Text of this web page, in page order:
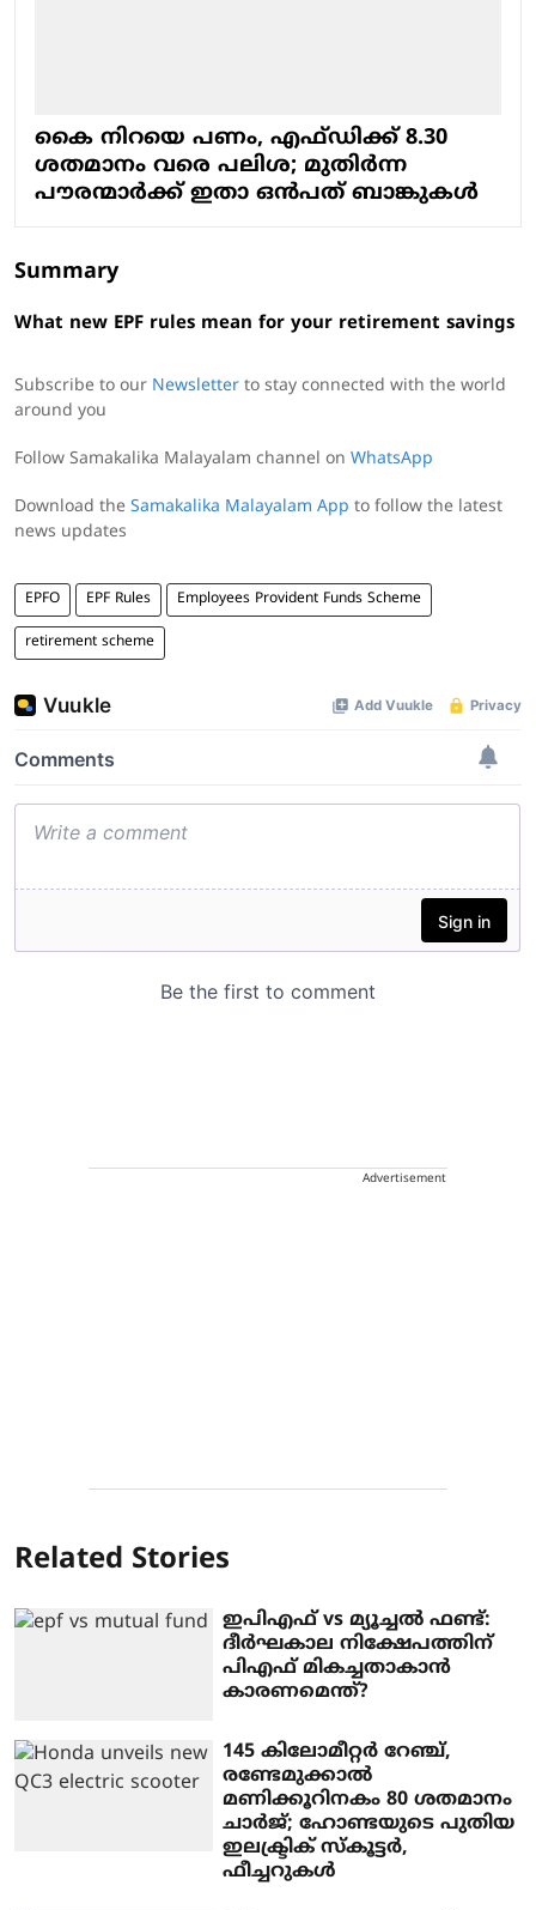
കൈ നിറയെ പണം, എഫ്ഡിക്ക് 8.30
ശതമാനം വരെ പലിശ; മുതിര്‍ന്ന
പൗരന്മാര്‍ക്ക് ഇതാ ഒൻപത് ബാങ്കുകള്‍
Summary
What new EPF rules mean for your retirement savings
Subscribe to our Newsletter to stay connected with the world
around you
Follow Samakalika Malayalam channel on WhatsApp
Download the Samakalika Malayalam App to follow the latest
news updates
EPFO EPF Rules Employees Provident Funds Scheme
retirement scheme
Advertisement
Related Stories
ഇപിഎഫ് vs മ്യൂച്ചല്‍ ഫണ്ട്:
ദീര്‍ഘകാല നിക്ഷേപത്തിന്
പിഎഫ് മികച്ചതാകാന്‍
കാരണമെന്ത്?
145 കിലോമീറ്റര്‍ റേഞ്ച്,
രണ്ടേമുക്കാല്‍
മണിക്കൂറിനകം 80 ശതമാനം
ചാര്‍ജ്; ഹോണ്ടയുടെ പുതിയ
ഇലക്ട്രിക് സ്‌കൂട്ടര്‍,
ഫീച്ചറുകള്‍